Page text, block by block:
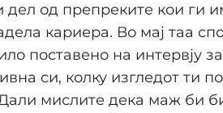
од препреките кои ги
кариера. Во мај таа
поставено на интервју
си, колку изгледот ти
мислите дека маж би